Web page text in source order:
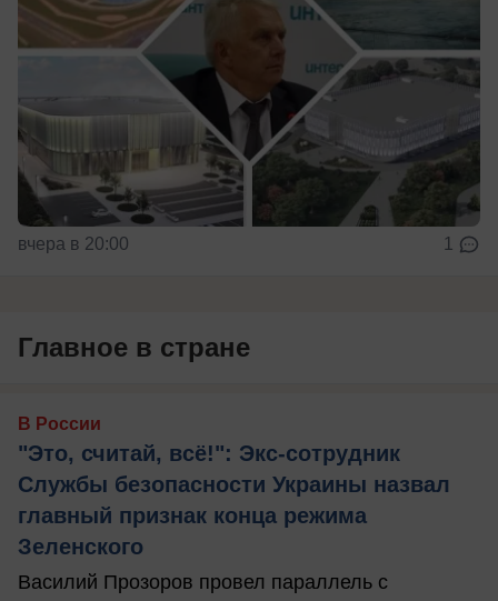
вчера в 20:00 1
Главное в стране
В России
"Это, считай, всё!": Экс-сотрудник
Службы безопасности Украины назвал
главный признак конца режима
Зеленского
Василий Прозоров провел параллель с